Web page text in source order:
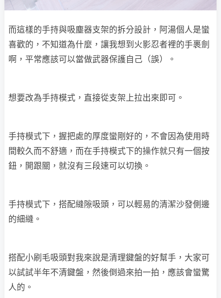
而這樣的手持與吸塵器支架的拆分設計，阿湯個人是蠻
喜歡的，不知道為什麼，讓我想到火影忍者裡的手裹劍
啊，平常應該可以當做武器保護自己（誤）。
想要改為手持模式，直接從支架上拉出來即可。
手持模式下，握把處的厚度蠻剛好的，不會因為使用時
間較久而不舒適，而在手持模式下的操作就只有一個按
鈕，開跟關，就沒有三段速可以切換。
手持模式下，搭配縫隙吸頭，可以輕易的清潔沙發側邊
的細縫。
搭配小刷毛吸頭對我來說是清理鍵盤的好幫手，大家可
以試試半年不清鍵盤，然後倒過來拍一拍，應該會蠻驚
人的。